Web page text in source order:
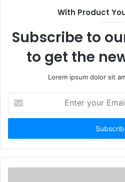
With Product
Subscribe to
to get the
Lorem ipsum dolor sit
your
Email